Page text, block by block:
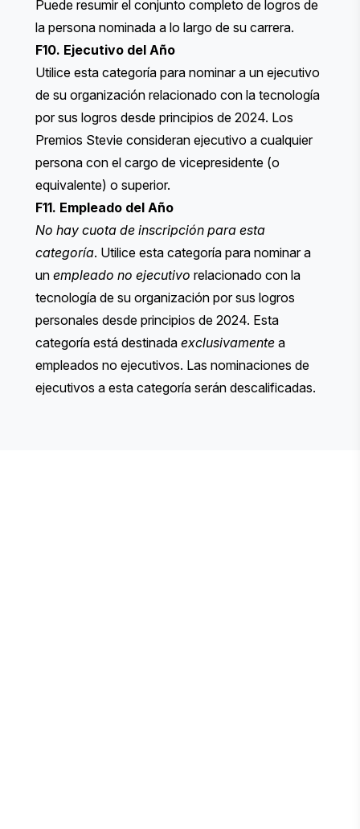
Puede resumir el conjunto completo de logros de
la persona nominada a lo largo de su carrera.
F10. Ejecutivo del Año
Utilice esta categoría para nominar a un ejecutivo
de su organización relacionado con la tecnología
por sus logros desde principios de 2024. Los
Premios Stevie consideran ejecutivo a cualquier
persona con el cargo de vicepresidente (o
equivalente) o superior.
F11. Empleado del Año
No hay cuota de inscripción para esta
categoría. Utilice esta categoría para nominar a
un empleado no ejecutivo relacionado con la
tecnología de su organización por sus logros
personales desde principios de 2024. Esta
categoría está destinada exclusivamente a
empleados no ejecutivos. Las nominaciones de
ejecutivos a esta categoría serán descalificadas.